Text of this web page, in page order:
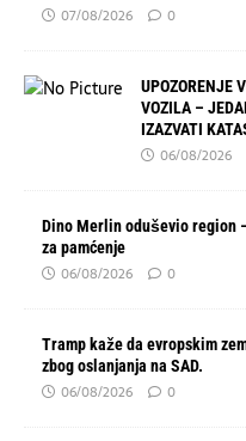
07/08/2026 0
UPOZORENJE
VOZILA –
IZAZVATI
06/08/2026
Dino Merlin oduševio region
za pamćenje
06/08/2026 0
Tramp kaže da evropskim
zbog oslanjanja na SAD.
06/08/2026 0